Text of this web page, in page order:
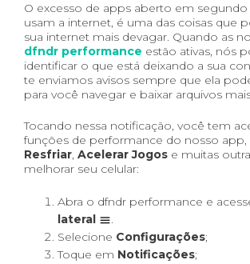
O excesso de apps aberto em segundo
usam a internet, é uma das coisas que
sua internet mais devagar. Quando as
dfndr performance estão ativas, nós
identificar o que está deixando a sua
te enviamos avisos sempre que ela
para você navegar e baixar arquivos
Tocando nessa notificação, você tem
funções de performance do nosso
Resfriar, Acelerar Jogos e muitas
melhorar seu celular:
Abra o dfndr performance e
lateral
.
Selecione Configurações;
Toque em Notificações;